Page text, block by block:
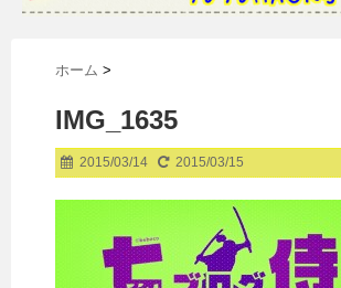
ホーム >
IMG_1635
2015/03/14 2015/03/15